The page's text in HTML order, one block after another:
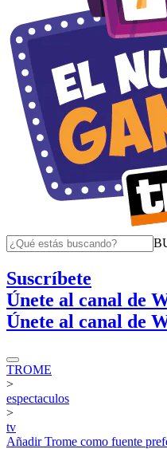
Suscríbete
Únete al canal de
Únete al canal de
TROME
>
espectaculos
>
tv
AñadirTrome como fuente